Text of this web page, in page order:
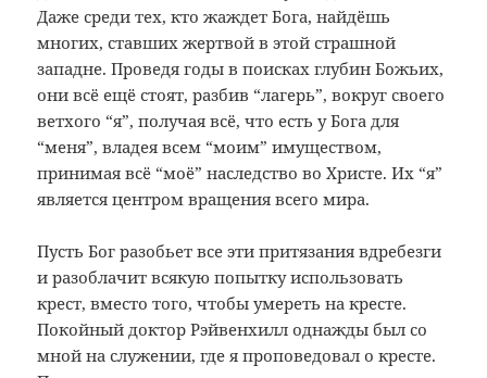
Даже среди тех, кто жаждет Бога, найдёшь
многих, ставших жертвой в этой страшной
западне. Проведя годы в поисках глубин Божьих,
они всё ещё стоят, разбив “лагерь”, вокруг своего
ветхого “я”, получая всё, что есть у Бога для
“меня”, владея всем “моим” имуществом,
принимая всё “моё” наследство во Христе. Их “я”
является центром вращения всего мира.
Пусть Бог разобьет все эти притязания вдребезги
и разоблачит всякую попытку использовать
крест, вместо того, чтобы умереть на кресте.
Покойный доктор Рэйвенхилл однажды был со
мной на служении, где я проповедовал о кресте.